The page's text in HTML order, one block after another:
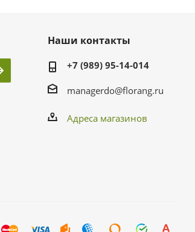
Наши контакты
+7 (989) 95-14-014
managerdo@florang.ru
Адреса магазинов